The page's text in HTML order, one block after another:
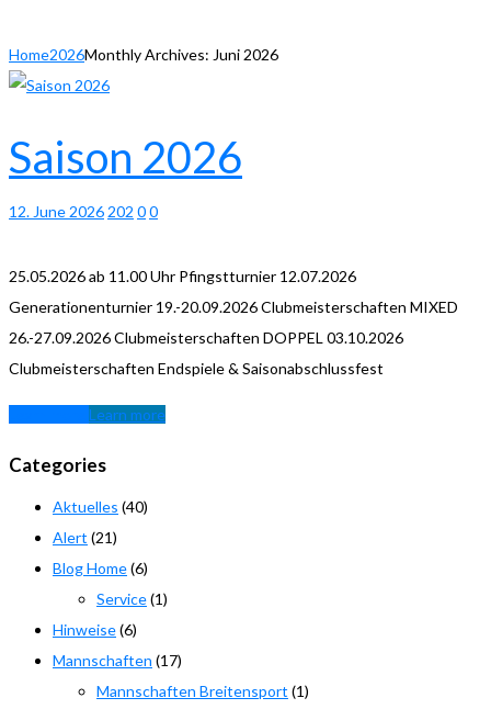
Home2026Monthly Archives: Juni 2026
Saison 2026
12. June 2026 202 00
25.05.2026 ab 11.00 Uhr Pfingstturnier 12.07.2026
Generationenturnier 19.-20.09.2026 Clubmeisterschaften MIXED
26.-27.09.2026 Clubmeisterschaften DOPPEL 03.10.2026
Clubmeisterschaften Endspiele & Saisonabschlussfest
Learn more
Categories
Aktuelles (40)
Alert (21)
Blog Home(6)
Service(1)
Hinweise(6)
Mannschaften (17)
Mannschaften Breitensport (1)